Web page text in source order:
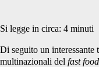
Si legge in circa: 4 minuti
Di seguito un interessante
multinazionali del fast food